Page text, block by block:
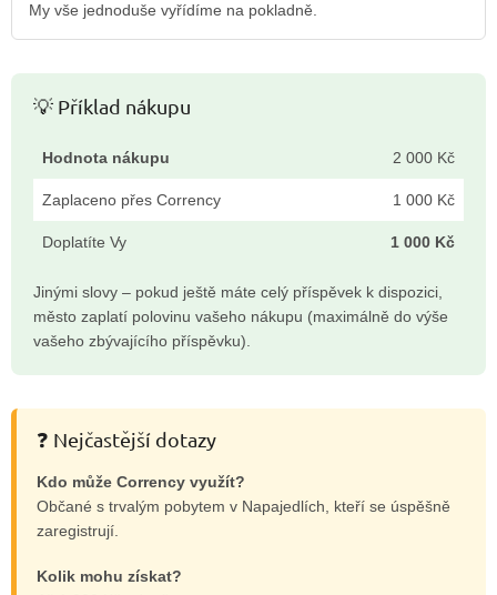
My vše jednoduše vyřídíme na pokladně.
💡 Příklad nákupu
Hodnota nákupu 2 000 Kč
Zaplaceno přes Corrency 1 000 Kč
Doplatíte Vy 1 000 Kč
Jinými slovy – pokud ještě máte celý příspěvek k dispozici,
město zaplatí polovinu vašeho nákupu (maximálně do výše
vašeho zbývajícího příspěvku).
❓ Nejčastější dotazy
Kdo může Corrency využít?
Občané s trvalým pobytem v Napajedlích, kteří se úspěšně
zaregistrují.
Kolik mohu získat?